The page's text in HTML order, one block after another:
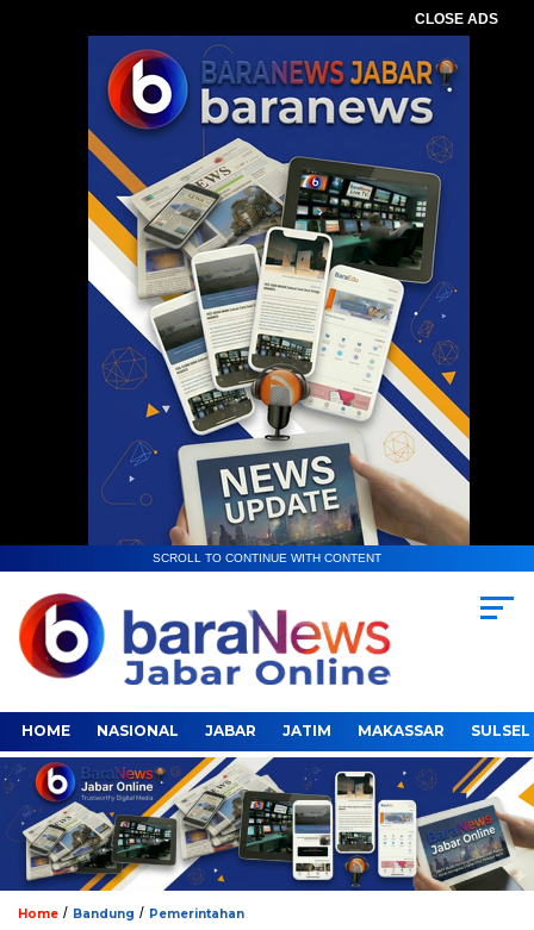
CLOSE ADS
SCROLL TO CONTINUE WITH CONTENT
HOME NASIONAL JABAR JATIM MAKASSAR SULSEL
Home / Bandung / Pemerintahan